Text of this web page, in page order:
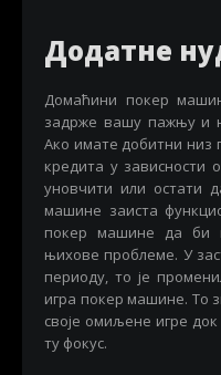
Додатне
Домаћини покер
задрже вашу пажњу и
Ако имате добитни низ
кредита у зависности
уновчити или остати
машине заиста
покер машине да би
њихове проблеме. У
периоду, то је
игра покер машине. То
своје омиљене игре
ту фокус.